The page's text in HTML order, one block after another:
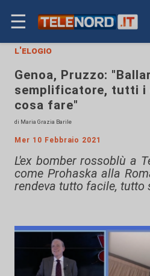
☰
l'elogio
Genoa, Pruzzo:
semplificatore, tutti i
cosa fare"
di Maria Grazia Barile
Mer 10 Febbraio 2021
L'ex bomber rossoblù a
come Prohaska alla
rendeva tutto facile, tutto